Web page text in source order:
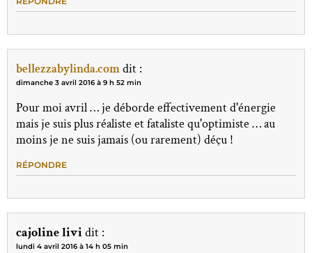
bellezzabylinda.comdit :
dimanche 3 avril 2016 à 9 h 52 min
Pour moi avril … je déborde effectivement d'énergie
mais je suis plus réaliste et fataliste qu'optimiste … au
moins je ne suis jamais (ou rarement) déçu !
RÉPONDRE
cajoline lividit :
lundi 4 avril 2016 à 14 h 05 min